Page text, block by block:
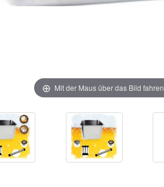
Mit der Maus über das Bild fahren